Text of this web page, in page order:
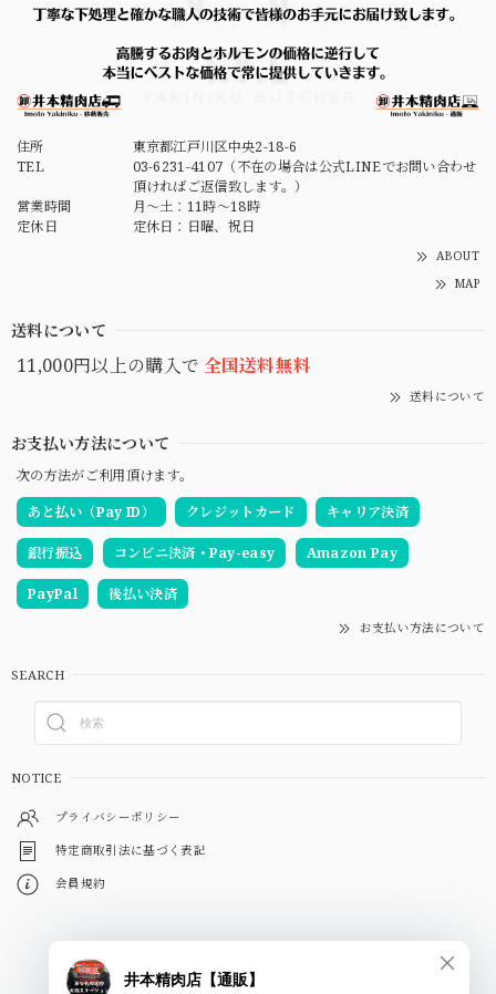
塩入れるの忘れてませんか？というほど塩味が無く、ニンニ
クの風味もあまり感じられません。 個人的に薄味のものは
よく食べますが、こちらは味や旨みが薄過ぎると思います。
モニターして改善をお願いいたします。
住所
東京都江戸川区中央2-18-6
TEL
03-6231-4107（不在の場合は公式LINEでお問い合わせ
頂ければご返信致します。）
営業時間
月～土：11時～18時
定休日
定休日：日曜、祝日
ABOUT
MAP
送料について
11,000円以上の購入で 全国送料無料
送料について
お支払い方法について
次の方法がご利用頂けます。
あと払い（Pay ID）
クレジットカード キャリア決済
銀行振込 コンビニ決済・Pay-easy Amazon Pay
PayPal 後払い決済
お支払い方法について
SEARCH
NOTICE
プライバシーポリシー
特定商取引法に基づく表記
会員規約